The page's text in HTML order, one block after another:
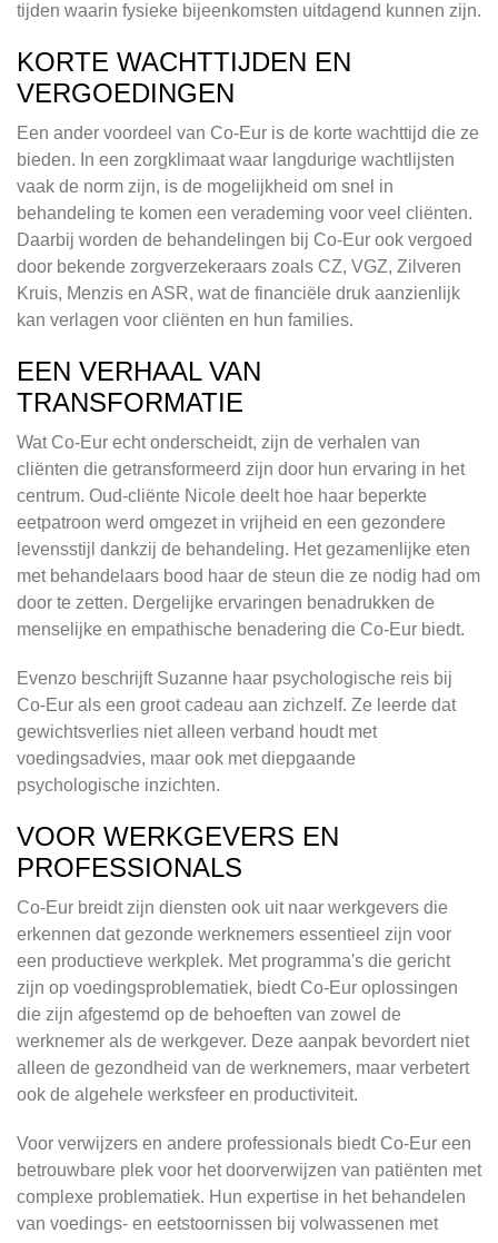
tijden waarin fysieke bijeenkomsten uitdagend kunnen zijn.
KORTE WACHTTIJDEN EN
VERGOEDINGEN
Een ander voordeel van Co-Eur is de korte wachttijd die ze
bieden. In een zorgklimaat waar langdurige wachtlijsten
vaak de norm zijn, is de mogelijkheid om snel in
behandeling te komen een verademing voor veel cliënten.
Daarbij worden de behandelingen bij Co-Eur ook vergoed
door bekende zorgverzekeraars zoals CZ, VGZ, Zilveren
Kruis, Menzis en ASR, wat de financiële druk aanzienlijk
kan verlagen voor cliënten en hun families.
EEN VERHAAL VAN
TRANSFORMATIE
Wat Co-Eur echt onderscheidt, zijn de verhalen van
cliënten die getransformeerd zijn door hun ervaring in het
centrum. Oud-cliënte Nicole deelt hoe haar beperkte
eetpatroon werd omgezet in vrijheid en een gezondere
levensstijl dankzij de behandeling. Het gezamenlijke eten
met behandelaars bood haar de steun die ze nodig had om
door te zetten. Dergelijke ervaringen benadrukken de
menselijke en empathische benadering die Co-Eur biedt.
Evenzo beschrijft Suzanne haar psychologische reis bij
Co-Eur als een groot cadeau aan zichzelf. Ze leerde dat
gewichtsverlies niet alleen verband houdt met
voedingsadvies, maar ook met diepgaande
psychologische inzichten.
VOOR WERKGEVERS EN
PROFESSIONALS
Co-Eur breidt zijn diensten ook uit naar werkgevers die
erkennen dat gezonde werknemers essentieel zijn voor
een productieve werkplek. Met programma's die gericht
zijn op voedingsproblematiek, biedt Co-Eur oplossingen
die zijn afgestemd op de behoeften van zowel de
werknemer als de werkgever. Deze aanpak bevordert niet
alleen de gezondheid van de werknemers, maar verbetert
ook de algehele werksfeer en productiviteit.
Voor verwijzers en andere professionals biedt Co-Eur een
betrouwbare plek voor het doorverwijzen van patiënten met
complexe problematiek. Hun expertise in het behandelen
van voedings- en eetstoornissen bij volwassenen met